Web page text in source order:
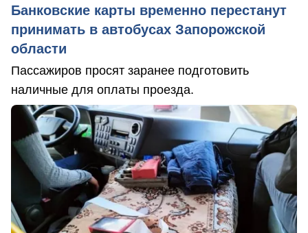
Банковские карты временно перестанут
принимать в автобусах Запорожской
области
Пассажиров просят заранее подготовить
наличные для оплаты проезда.